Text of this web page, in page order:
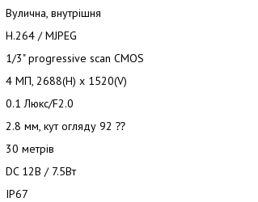
Вулична, внутрішня
H.264 / MJPEG
1/3" progressive scan CMOS
4 МП, 2688(H) х 1520(V)
0.1 Люкс/F2.0
2.8 мм, кут огляду 92 ⁇
30 метрів
DC 12В / 7.5Вт
IP67